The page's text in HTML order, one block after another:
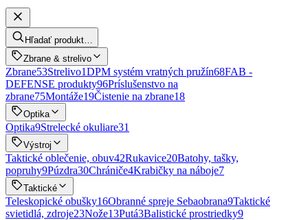
Hľadať produkt…
Zbrane & strelivo
Zbrane53Strelivo1DPM systém vratných pružín68FAB -
DEFENSE produkty96Príslušenstvo na
zbrane75Montáže19Čistenie na zbrane18
Optika
Optika9Strelecké okuliare31
Výstroj
Taktické oblečenie, obuv42Rukavice20Batohy, tašky,
popruhy9Púzdra30Chrániče4Krabičky na náboje7
Taktické
Teleskopické obušky16Obranné spreje Sebaobrana9Taktické
svietidlá, zdroje23Nože13Putá3Balistické prostriedky9